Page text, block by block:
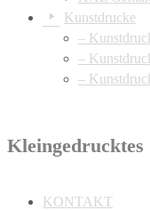
Kunstdrucke
–
–
–
Kleingedrucktes
KONTAKT